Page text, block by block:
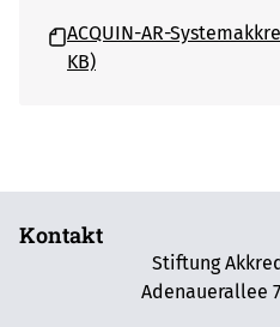
ACQUIN-AR-
KB)
Kontakt
Stiftung
Adenauerallee